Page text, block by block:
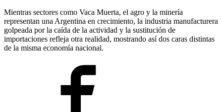
Mientras sectores como Vaca Muerta, el agro y la minería
representan una Argentina en crecimiento, la industria manufacturera
golpeada por la caída de la actividad y la sustitución de
importaciones refleja otra realidad, mostrando así dos caras distintas
de la misma economía nacional.